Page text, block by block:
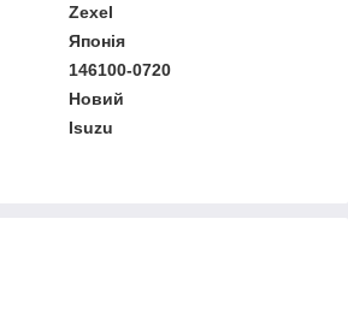
Zexel
Японія
146100-0720
Новий
Isuzu